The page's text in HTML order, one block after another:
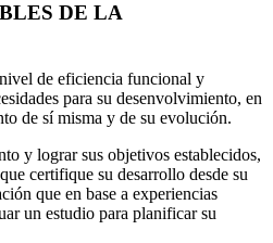
DE LA
de eficiencia funcional y
para su desenvolvimiento, en
de sí misma y de su evolución.
y lograr sus objetivos establecidos,
certifique su desarrollo desde su
que en base a experiencias
un estudio para planificar su